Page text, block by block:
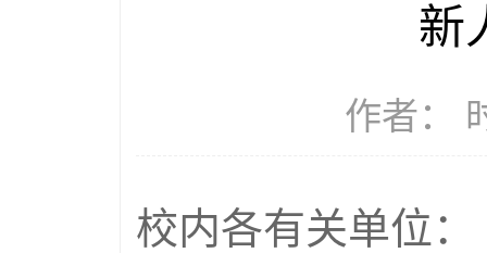
新
作者：
校内各有关单位：